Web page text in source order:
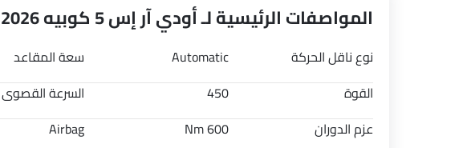
المواصفات الرئيسية لـ أودي آر إس 5 كوبيه 2026
نوع ناقل الحركة Automatic سعة المقاعد
القوة
450 السرعة القصوى
عزم الدوران
600 Nm
Airbag